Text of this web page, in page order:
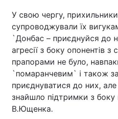
Україна
Економіка
Спорт
Техно і зв'язок
Зброя
У свою чергу,
супроводжували їх
`Донбас – приєднуйся до
агресії з боку опонентів з
прапорами не було,
`помаранчевим` і також
приєднуватися до них,
знайшло підтримки з боку
В.Ющенка.